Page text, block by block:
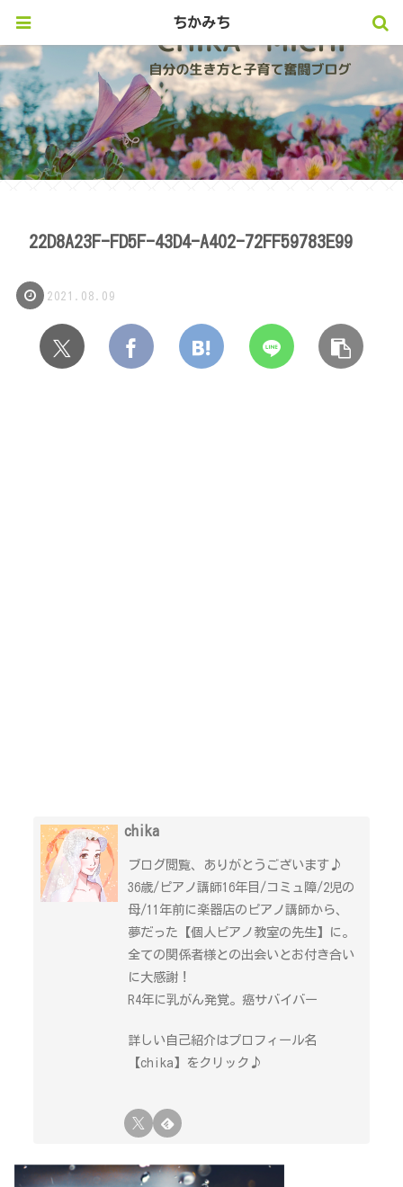
22D8A23F-FD5F-43D4-A402-72FF59783E99
2021.08.09
chika
ブログ閲覧、ありがとうございます♪
36歳/ピアノ講師16年目/コミュ障/2児の
母/11年前に楽器店のピアノ講師から、
夢だった【個人ピアノ教室の先生】に。
全ての関係者様との出会いとお付き合い
に大感謝！
R4年に乳がん発覚。癌サバイバー
詳しい自己紹介はプロフィール名
【chika】をクリック♪
ちかみち